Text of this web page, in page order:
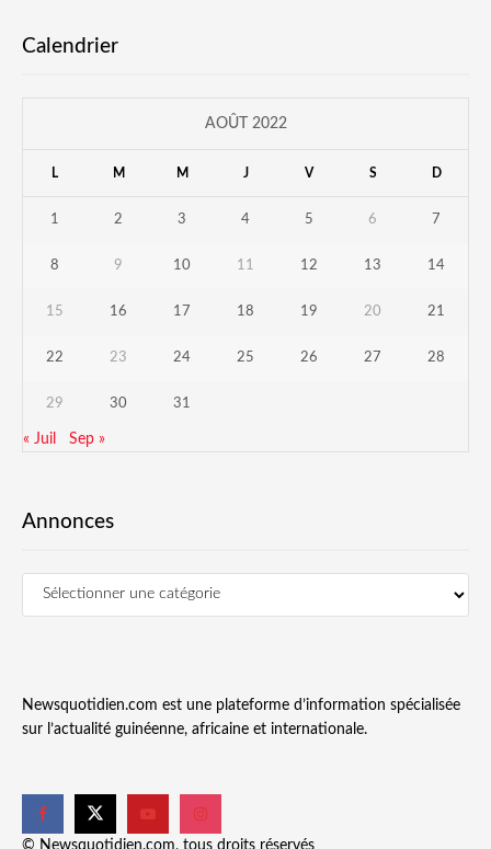
Calendrier
AOÛT 2022
L M M J V S D
1 2 3 4 5 6 7
8 9 10 11 12 13 14
15 16 17 18 19 20 21
22 23 24 25 26 27 28
29 30 31
« Juil Sep »
Annonces
Newsquotidien.com est une plateforme d’information spécialisée
sur l’actualité guinéenne, africaine et internationale.